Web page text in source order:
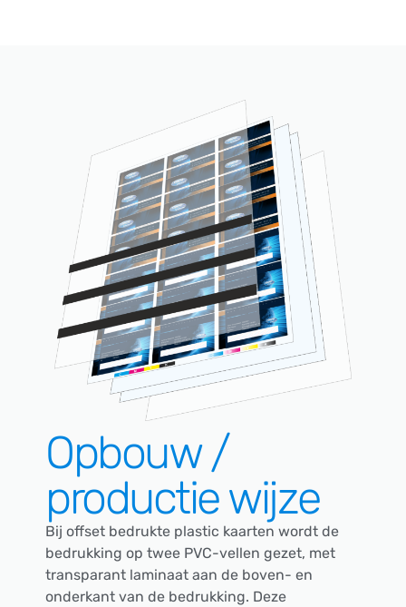
Opbouw /
productie wijze
Bij offset bedrukte plastic kaarten wordt de
bedrukking op twee PVC-vellen gezet, met
transparant laminaat aan de boven- en
onderkant van de bedrukking. Deze